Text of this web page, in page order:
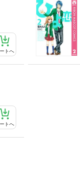
トへ
トへ